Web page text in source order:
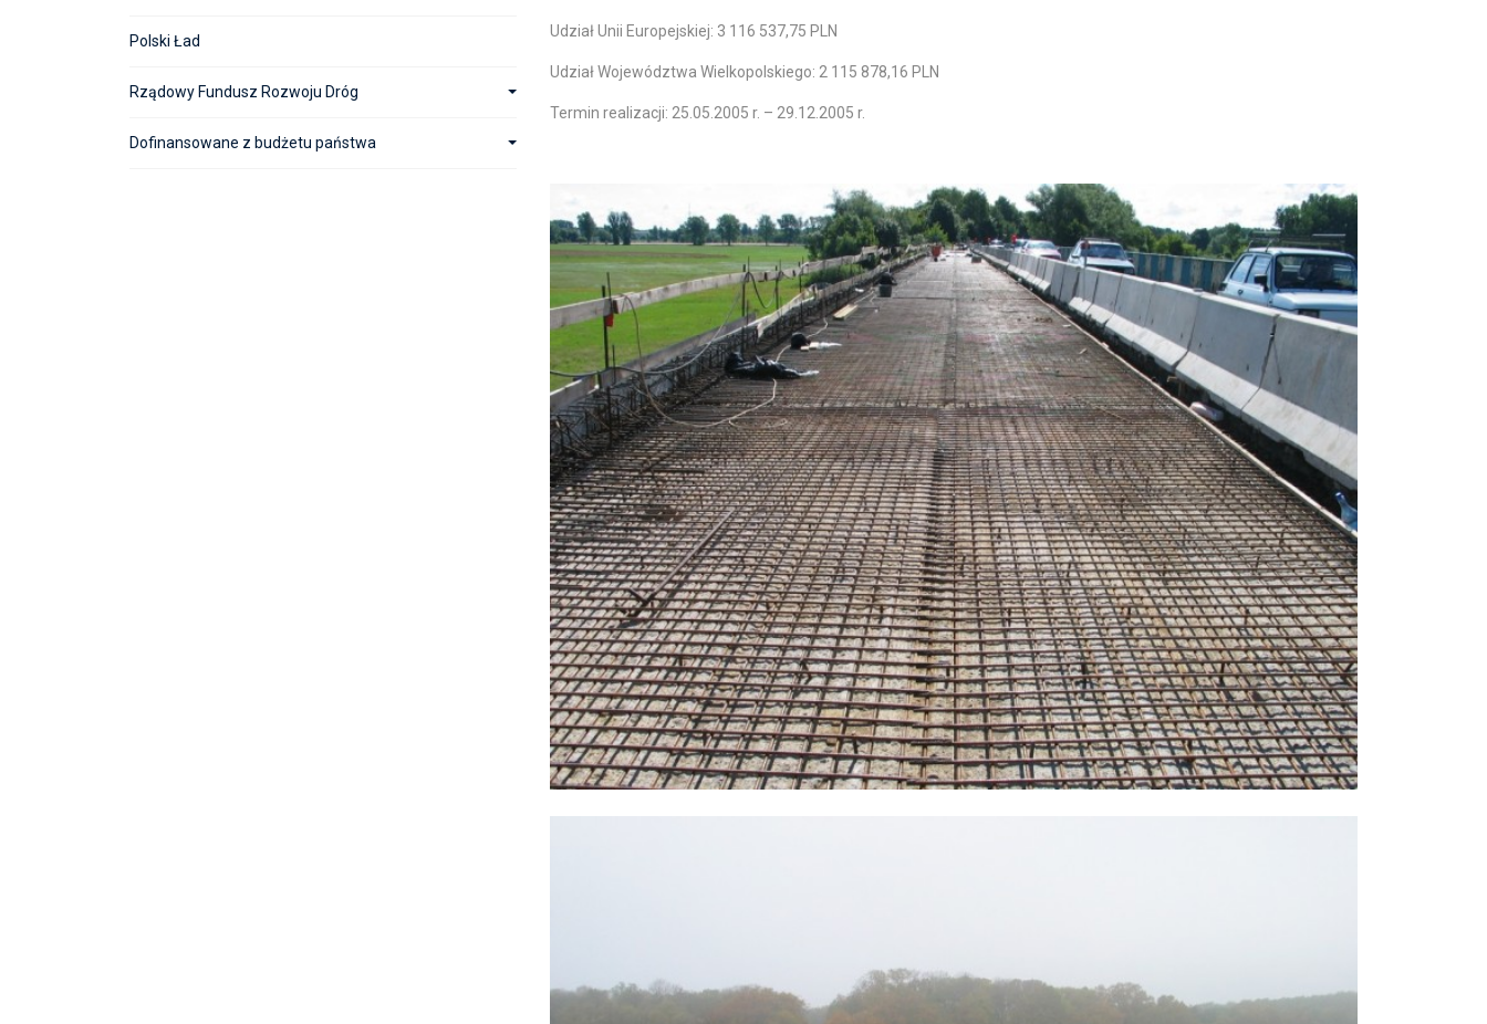
Polski Ład
Rządowy Fundusz Rozwoju Dróg
Dofinansowane z budżetu państwa
Udział Unii Europejskiej: 3 116 537,75 PLN
Udział Województwa Wielkopolskiego: 2 115 878,16 PLN
Termin realizacji: 25.05.2005 r. – 29.12.2005 r.